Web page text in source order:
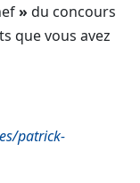
» du concours
que vous avez
patrick-